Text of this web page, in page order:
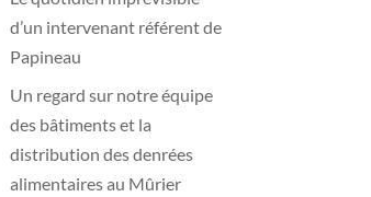
d’un intervenant référent de
Papineau
Un regard sur notre équipe
des bâtiments et la
distribution des denrées
alimentaires au Mûrier